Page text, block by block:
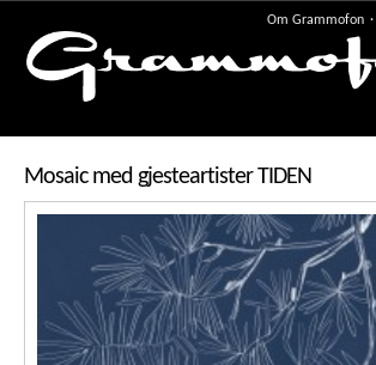
Om Grammofon
Mosaic med gjesteartister TIDEN